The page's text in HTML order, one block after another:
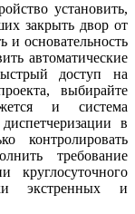
установить,
закрыть двор от
основательность
автоматические
доступ на
выбирайте
и система
в
требование
круглосуточного
экстренных и